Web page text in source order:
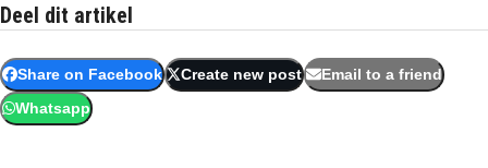
Deel dit artikel
Share on Facebook Create new post Email to a friend
Whatsapp